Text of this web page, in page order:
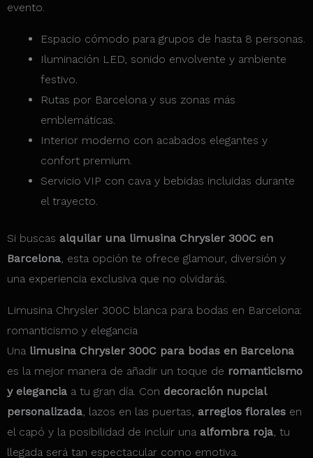
evento.
Espacio cómodo para grupos de hasta 8 personas.
Iluminación LED, sonido envolvente y ambiente
festivo.
Rutas por Barcelona y sus zonas más
emblemáticas.
Interior moderno con acabados elegantes y
confort premium.
Servicio VIP con cava y bebidas incluidas durante
el trayecto.
Si buscas alquilar una limusina Chrysler 300C en
Barcelona, esta opción te ofrece glamour, diversión y
una experiencia exclusiva que no olvidarás.
Limusina Chrysler 300C blanca para bodas en Barcelona:
romanticismo y elegancia
Una limusina Chrysler 300C para bodas en Barcelona
es la mejor manera de añadir un toque de romanticismo
y elegancia a tu gran día. Con decoración nupcial
personalizada, lazos en las puertas, arreglos florales en
el capó y la posibilidad de incluir una alfombra roja, tu
llegada será tan espectacular como emotiva.